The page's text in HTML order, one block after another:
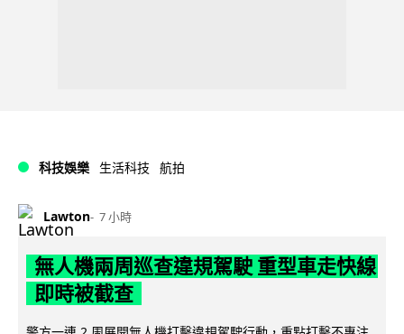
科技娛樂 生活科技 航拍
Lawton 7 小時
無人機兩周巡查違規駕駛 重型車走快線
即時被截查